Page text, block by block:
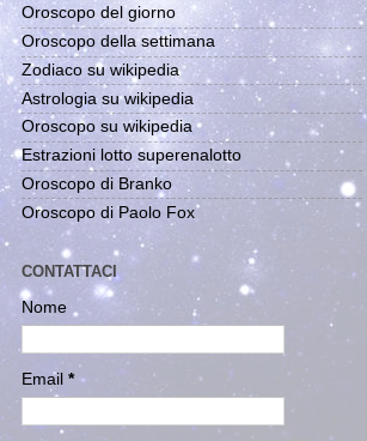
Oroscopo del giorno
Oroscopo della settimana
Zodiaco su wikipedia
Astrologia su wikipedia
Oroscopo su wikipedia
Estrazioni lotto superenalotto
Oroscopo di Branko
Oroscopo di Paolo Fox
CONTATTACI
Nome
Email *